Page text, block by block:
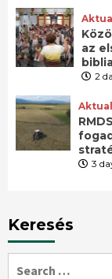
az
2
3
Keresés